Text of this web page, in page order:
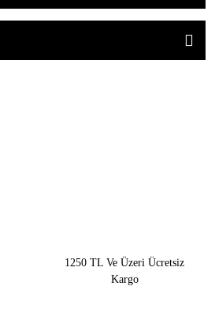
1250 TL Ve Üzeri Ücretsiz
Kargo